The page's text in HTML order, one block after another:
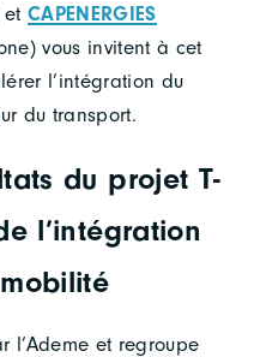
CAPENERGIES
vous invitent à cet
l’intégration du
du transport.
du projet T-
l’intégration
l’Ademe et regroupe